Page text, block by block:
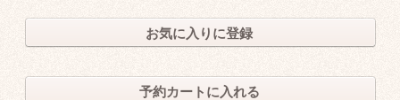
お気に入りに登録
予約カートに入れる